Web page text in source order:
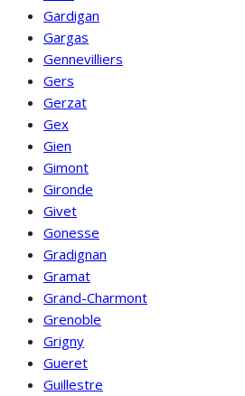
Gardigan
Gargas
Gennevilliers
Gers
Gerzat
Gex
Gien
Gimont
Gironde
Givet
Gonesse
Gradignan
Gramat
Grand-Charmont
Grenoble
Grigny
Gueret
Guillestre